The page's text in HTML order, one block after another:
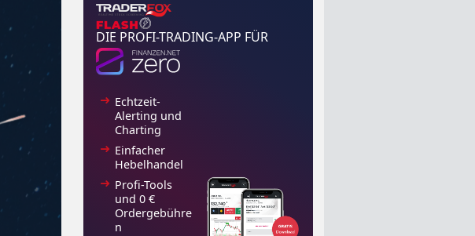
DIE PROFI-TRADING-APP FÜR
Echtzeit-
Alerting und
Charting
Einfacher
Hebelhandel
Profi-Tools
und 0 €
Ordergebühre
n